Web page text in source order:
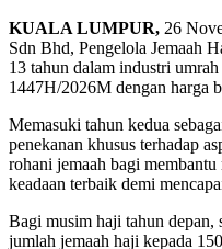
KUALA LUMPUR, 26
Sdn Bhd, Pengelola Jemaah
13 tahun dalam industri
1447H/2026M dengan harga
Memasuki tahun kedua
penekanan khusus terhadap
rohani jemaah bagi
keadaan terbaik demi
Bagi musim haji tahun depan,
jumlah jemaah haji kepada